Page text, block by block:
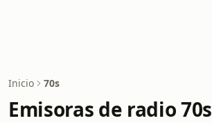
Inicio 70s
Emisoras de radio 70s